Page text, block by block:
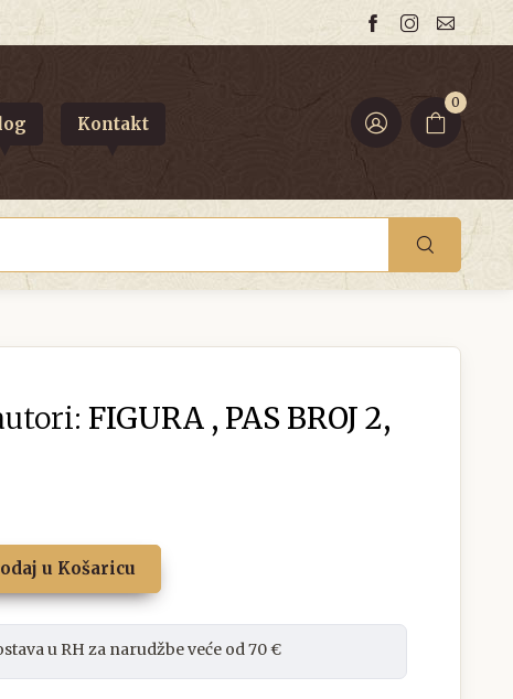
0
Kontakt
FIGURA , PAS BROJ 2,
u Košaricu
u RH za narudžbe veće od 70 €